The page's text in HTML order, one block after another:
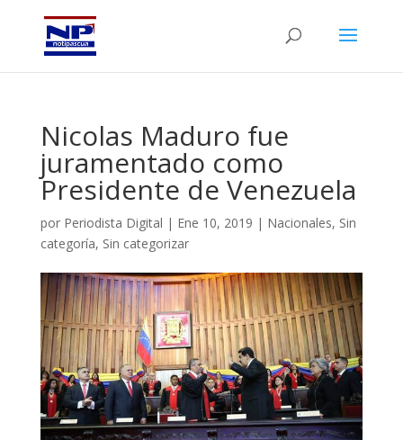
Nicolas Maduro fue
juramentado como
Presidente de Venezuela
por Periodista Digital | Ene 10, 2019 | Nacionales, Sin
categoría, Sin categorizar